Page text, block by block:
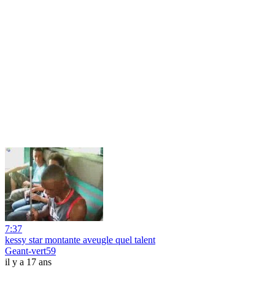
7:37
kessy star montante aveugle quel talent
Geant-vert59
il y a 17 ans